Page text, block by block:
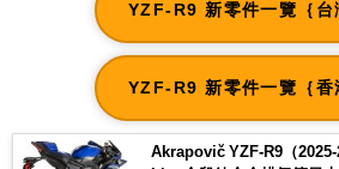
YZF-R9 新零件一覽｛台
YZF-R9 新零件一覽｛香
Akrapovič YZF-R9（